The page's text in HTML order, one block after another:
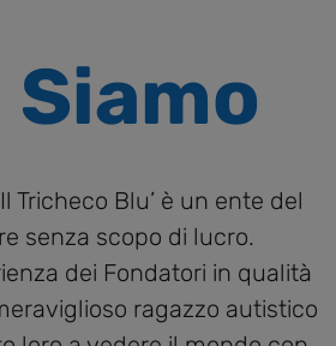
Siamo
Tricheco Blu’ è un ente del
senza scopo di lucro.
dei Fondatori in qualità
ragazzo autistico